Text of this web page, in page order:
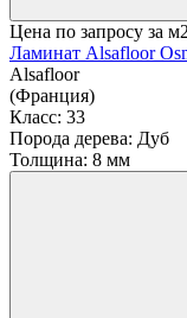
Цена по запросу за м2
Ламинат Alsafloor
Alsafloor
(Франция)
Класс: 33
Порода дерева: Дуб
Толщина: 8 мм